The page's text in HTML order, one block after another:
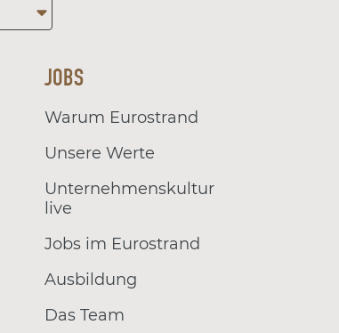
JOBS
Warum Eurostrand
Unsere Werte
Unternehmenskultur
live
Jobs im Eurostrand
Ausbildung
Das Team